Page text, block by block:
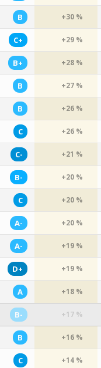
B +30 %
C+ +29 %
B+ +28 %
B +27 %
B +26 %
C +26 %
C- +21 %
B- +20 %
C +20 %
A- +20 %
A- +19 %
D+ +19 %
A +18 %
B- +17 %
B +16 %
C +14 %